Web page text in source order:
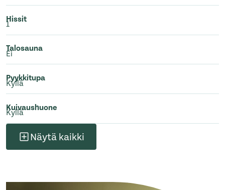
Hissit
1
Talosauna
Ei
Pyykkitupa
Kyllä
Kuivaushuone
Kyllä
Näytä kaikki